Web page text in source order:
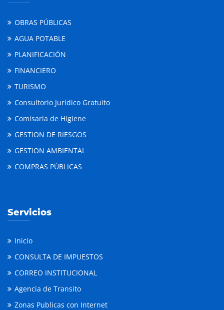
OBRAS PÚBLICAS
AGUA POTABLE
PLANIFICACIÓN
FINANCIERO
TURISMO
Consultorio Jurídico Gratuito
Comisaria de Higiene
GESTION DE RIESGOS
GESTION AMBIENTAL
COMPRAS PÚBLICAS
Servicios
Inicio
CONSULTA DE IMPUESTOS
CORREO INSTITUCIONAL
Agencia de Transito
Zonas Publicas con Internet